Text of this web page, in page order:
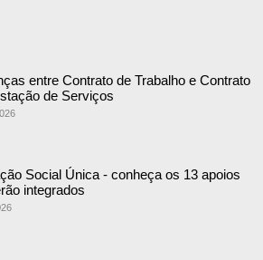
entre Contrato de Trabalho e Contrato
de Serviços
Social Única - conheça os 13 apoios
integrados